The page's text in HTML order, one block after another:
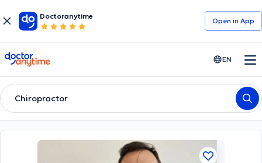
Doctoranytime
Open in Αpp
doctoranytime EN
Chiropractor